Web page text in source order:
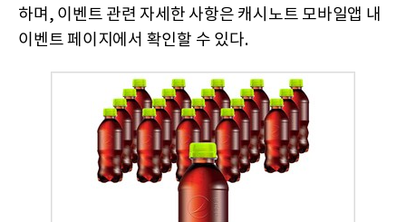
하며, 이벤트 관련 자세한 사항은 캐시노트 모바일앱 내
이벤트 페이지에서 확인할 수 있다.